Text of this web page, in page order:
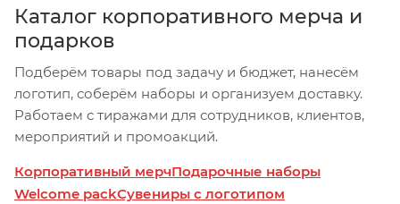
Каталог корпоративного мерча и
подарков
Подберём товары под задачу и бюджет, нанесём
логотип, соберём наборы и организуем доставку.
Работаем с тиражами для сотрудников, клиентов,
мероприятий и промоакций.
Корпоративный мерчПодарочные наборы
Welcome packСувениры с логотипом